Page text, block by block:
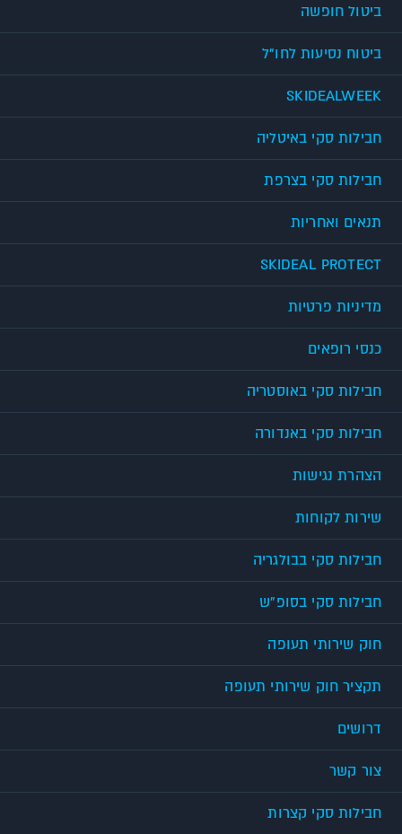
ביטול חופשה
ביטוח נסיעות לחו"ל
SKIDEALWEEK
חבילות סקי באיטליה
חבילות סקי בצרפת
תנאים ואחריות
SKIDEAL PROTECT
מדיניות פרטיות
כנסי רופאים
חבילות סקי באוסטריה
חבילות סקי באנדורה
הצהרת נגישות
שירות לקוחות
חבילות סקי בבולגריה
חבילות סקי בסופ"ש
חוק שירותי תעופה
תקציר חוק שירותי תעופה
דרושים
צור קשר
חבילות סקי קצרות